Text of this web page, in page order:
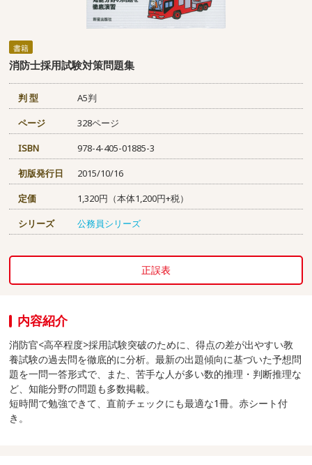
書籍
消防士採用試験対策問題集
判 型
A5判
ページ
328ページ
ISBN
978-4-405-01885-3
初版発行日
2015/10/16
定価
1,320円（本体1,200円+税）
シリーズ
公務員シリーズ
正誤表
内容紹介
消防官<高卒程度>採用試験突破のために、得点の差が出やすい教
養試験の過去問を徹底的に分析。最新の出題傾向に基づいた予想問
題を一問一答形式で、また、苦手な人が多い数的推理・判断推理な
ど、知能分野の問題も多数掲載。
短時間で勉強できて、直前チェックにも最適な1冊。赤シート付
き。